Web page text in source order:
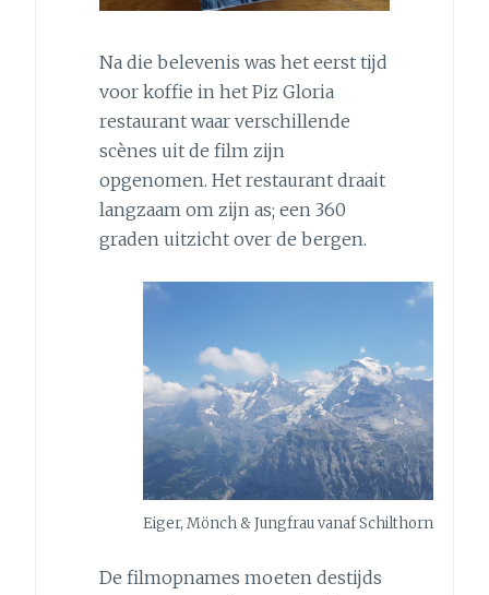
Na die belevenis was het eerst tijd
voor koffie in het Piz Gloria
restaurant waar verschillende
scènes uit de film zijn
opgenomen. Het restaurant draait
langzaam om zijn as; een 360
graden uitzicht over de bergen.
Eiger, Mönch & Jungfrau vanaf Schilthorn
De filmopnames moeten destijds